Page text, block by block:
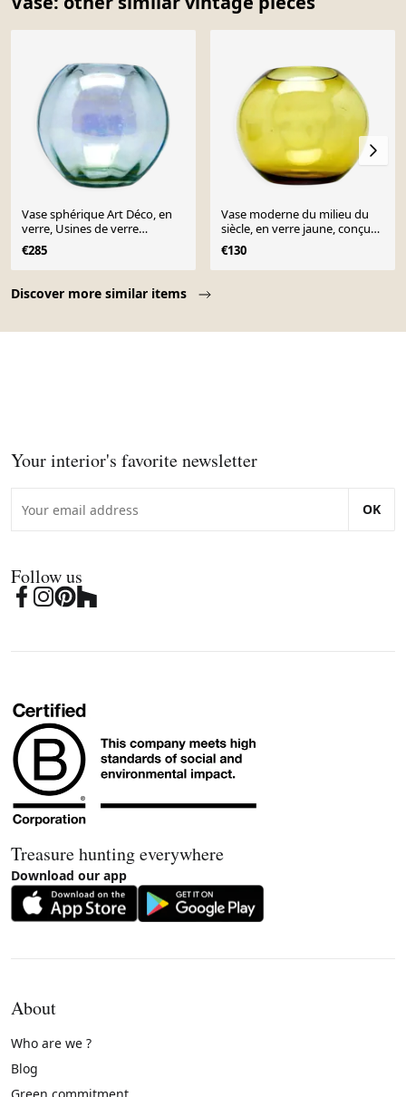
Discover more similar items
Vase sphérique Art Déco, en
verre, Usines de verre
Niemen, Pologne, années
1930
€285
Vase moderne du milieu du
siècle, en verre jaune, conçu
par M. Słaboń, Pologne,
années 1970.
€130
Your interior's favorite newsletter
OK
Follow us
Treasure hunting everywhere
Download our app
About
Who are we ?
Blog